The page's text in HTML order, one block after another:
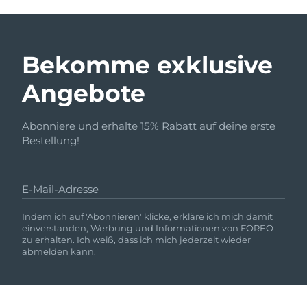
Bekomme exklusive
Angebote
Abonniere und erhalte 15% Rabatt auf deine erste
Bestellung!
E-Mail-Adresse
Indem ich auf 'Abonnieren' klicke, erkläre ich mich damit
einverstanden, Werbung und Informationen von FOREO
zu erhalten. Ich weiß, dass ich mich jederzeit wieder
abmelden kann.